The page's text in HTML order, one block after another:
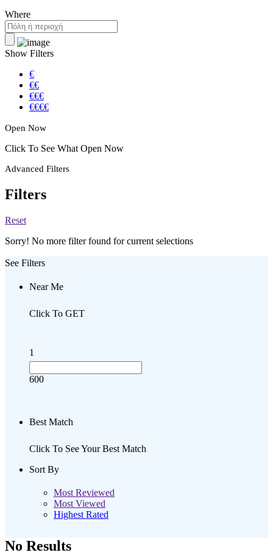
Where
Show Filters
€
€€
€€€
€€€€
Open Now
Click To See What Open Now
Advanced Filters
Filters
Reset
Sorry! No more filter found for current selections
See Filters
Near Me
Click To GET
1
600
Best Match
Click To See Your Best Match
Sort By
Most Reviewed
Most Viewed
Highest Rated
No Results